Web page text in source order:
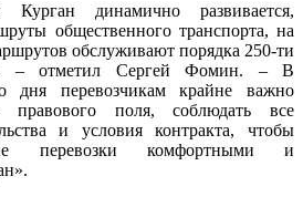
динамично развивается,
общественного транспорта, на
обслуживают порядка 250-ти
– отметил Сергей Фомин. – В
дня перевозчикам крайне важно
правового поля, соблюдать все
и условия контракта, чтобы
перевозки комфортными и